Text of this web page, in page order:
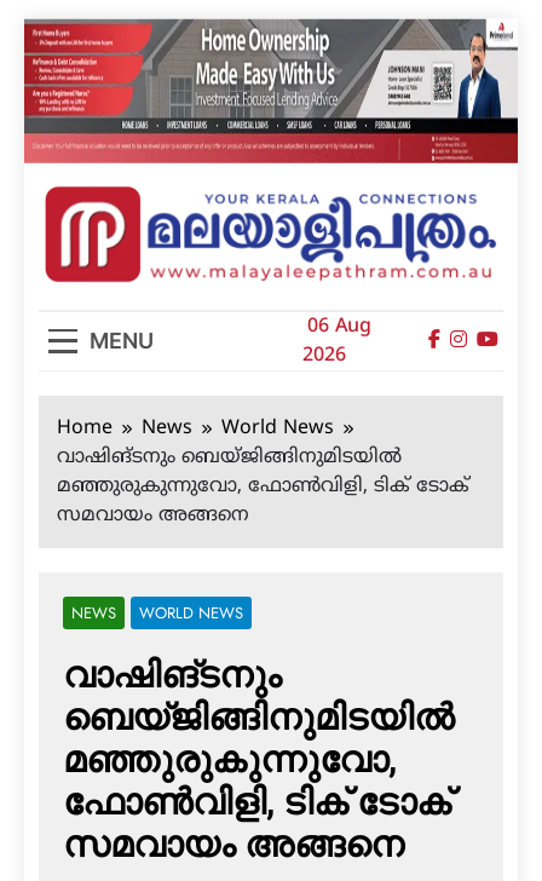
Skip
to
content
മലയാളിപത്രം
MENU
06 Aug
2026
Home News
World News
വാഷിങ്ടനും ബെയ്ജിങ്ങിനുമിടയില്‍
മഞ്ഞുരുകുന്നുവോ, ഫോണ്‍വിളി, ടിക് ടോക്
സമവായം അങ്ങനെ
NEWS WORLD NEWS
വാഷിങ്ടനും
ബെയ്ജിങ്ങിനുമിടയില്‍
മഞ്ഞുരുകുന്നുവോ,
ഫോണ്‍വിളി, ടിക് ടോക്
സമവായം അങ്ങനെ